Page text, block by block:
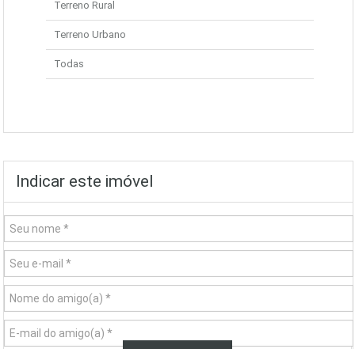
Terreno Rural
Terreno Urbano
Todas
Indicar este imóvel